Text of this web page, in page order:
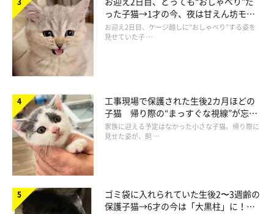
った子猫→1才の今、夜は甘えん坊モー
ドになるコに成長！
お迎え2日目、ケージ越しに“おしゃべり”する姿を
見せていた子 …
工事現場で保護された生後2カ月ほどの
子猫 帰り際の“まっすぐな視線”が忘れ
られず、家族の一員に
家族に迎える予定はなかった小さな子猫。帰り際に
見せた姿が、飼 …
ゴミ袋に入れられていた生後2〜3週齢の
保護子猫→6才の今は「大黒柱」に！